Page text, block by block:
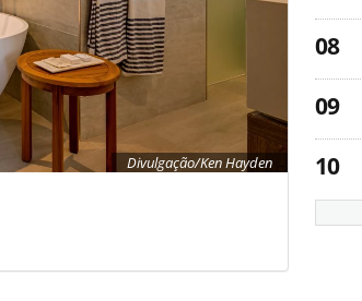
Divulgação/Ken Hayden